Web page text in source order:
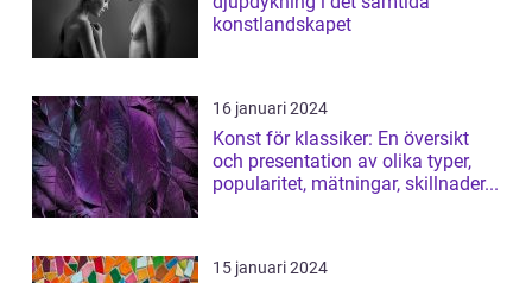
konstlandskapet
16 januari 2024
Konst för klassiker: En översikt
och presentation av olika typer,
popularitet, mätningar, skillnader...
15 januari 2024